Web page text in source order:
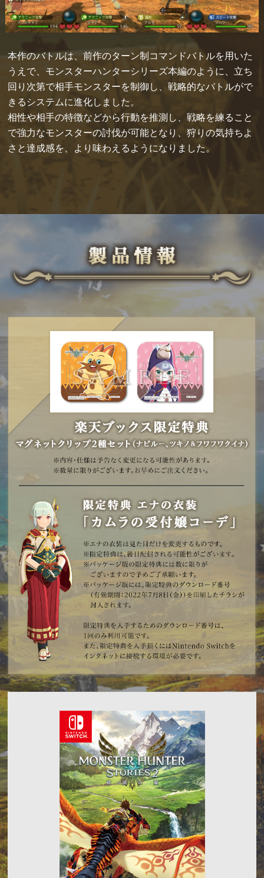
本作のバトルは、前作のターン制コマンドバトルを用いた
うえで、モンスターハンターシリーズ本編のように、立ち
回り次第で相手モンスターを制御し、戦略的なバトルがで
きるシステムに進化しました。
相性や相手の特徴などから行動を推測し、戦略を練ること
で強力なモンスターの討伐が可能となり、狩りの気持ちよ
さと達成感を、より味わえるようになりました。